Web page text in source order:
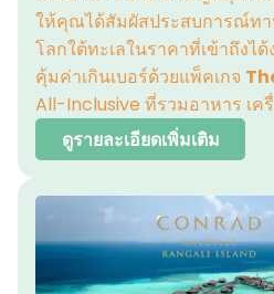
ให้คุณได้สัมผัสประสบการณ์ท
โลกใต้ทะเลในราคาที่เข้าถึงไ
คุ้มค่าเกินเบอร์ด้วยแพ็คเกจ
All-Inclusive ที่รวมอาหาร เค
ดูรายละเอียดเพิ่มเติม